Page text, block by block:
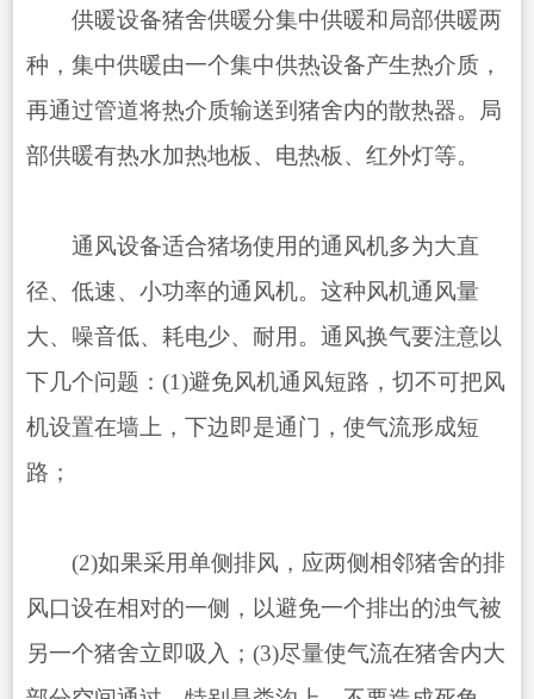
供暖设备猪舍供暖分集中供暖和局部供暖两
种，集中供暖由一个集中供热设备产生热介质，
再通过管道将热介质输送到猪舍内的散热器。局
部供暖有热水加热地板、电热板、红外灯等。
通风设备适合猪场使用的通风机多为大直
径、低速、小功率的通风机。这种风机通风量
大、噪音低、耗电少、耐用。通风换气要注意以
下几个问题：(1)避免风机通风短路，切不可把风
机设置在墙上，下边即是通门，使气流形成短
路；
(2)如果采用单侧排风，应两侧相邻猪舍的排
风口设在相对的一侧，以避免一个排出的浊气被
另一个猪舍立即吸入；(3)尽量使气流在猪舍内大